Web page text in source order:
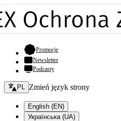
Promocje- otwiera się w nowej karcie
Newsletter
Podcasty
Zmień język - bieżący:
PL Zmień język strony
English (EN)
Українська (UA)